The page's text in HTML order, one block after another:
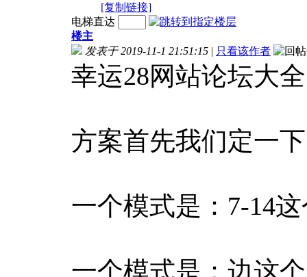
[复制链接]
电梯直达
楼主
发表于 2019-11-1 21:51:15 | 只看该作者
幸运28网站论坛大全
方案首先我们定一
一个模式是：7-14
一个模式是：边这